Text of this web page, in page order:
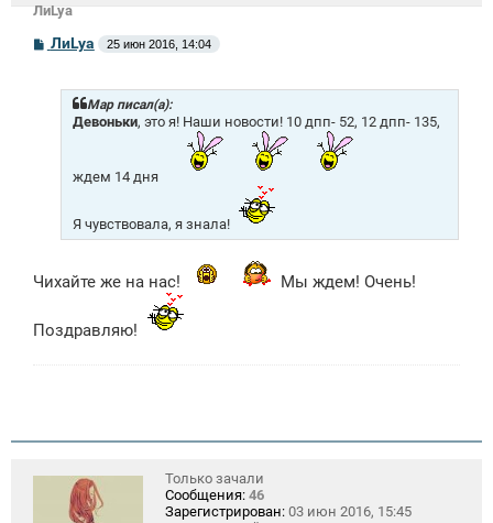
ЛиLya
С
ЛиLya 25 июн 2016, 14:04
Mар писал(а):
Девоньки, это я! Наши новости! 10 дпп- 52, 12 дпп- 135,
ждем 14 дня
Я чувствовала, я знала!
Чихайте же на нас! Мы ждем! Очень!
Поздравляю!
Только зачали
Сообщения: 46
Зарегистрирован: 03 июн 2016, 15:45